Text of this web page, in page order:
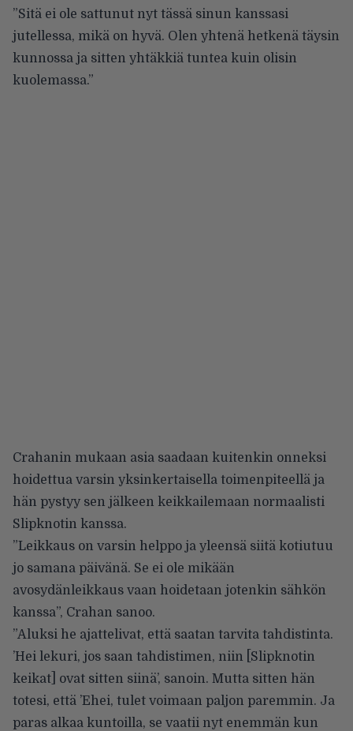
”Sitä ei ole sattunut nyt tässä sinun kanssasi
jutellessa, mikä on hyvä. Olen yhtenä hetkenä täysin
kunnossa ja sitten yhtäkkiä tuntea kuin olisin
kuolemassa.”
Crahanin mukaan asia saadaan kuitenkin onneksi
hoidettua varsin yksinkertaisella toimenpiteellä ja
hän pystyy sen jälkeen keikkailemaan normaalisti
Slipknotin kanssa.
”Leikkaus on varsin helppo ja yleensä siitä kotiutuu
jo samana päivänä. Se ei ole mikään
avosydänleikkaus vaan hoidetaan jotenkin sähkön
kanssa”, Crahan sanoo.
”Aluksi he ajattelivat, että saatan tarvita tahdistinta.
’Hei lekuri, jos saan tahdistimen, niin [Slipknotin
keikat] ovat sitten siinä’, sanoin. Mutta sitten hän
totesi, että ’Ehei, tulet voimaan paljon paremmin. Ja
paras alkaa kuntoilla, se vaatii nyt enemmän kun